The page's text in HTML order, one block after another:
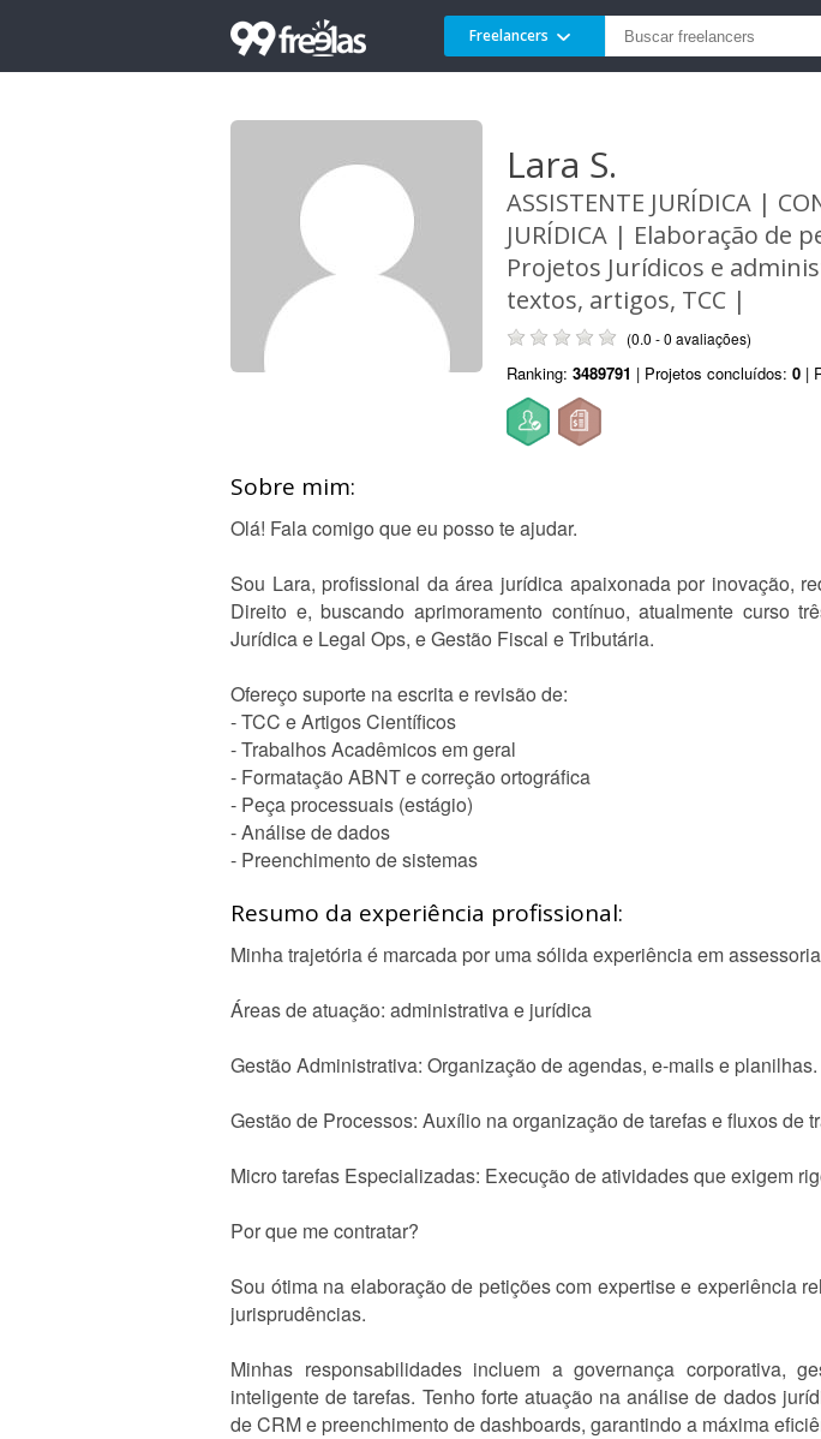
Freelancers
Lara S.
ASSISTENTE JURÍDICA |
JURÍDICA | Elaboração de
Projetos Jurídicos e
textos, artigos, TCC |
(0.0 - 0 avaliações)
Ranking: 3489791 | Projetos concluídos: 0 |
Sobre mim:
Olá! Fala comigo que eu posso te ajudar.
Sou Lara, profissional da área jurídica apaixonada por inovação,
Direito e, buscando aprimoramento contínuo, atualmente curso
Jurídica e Legal Ops, e Gestão Fiscal e Tributária.
Ofereço suporte na escrita e revisão de:
- TCC e Artigos Científicos
- Trabalhos Acadêmicos em geral
- Formatação ABNT e correção ortográfica
- Peça processuais (estágio)
- Análise de dados
- Preenchimento de sistemas
Resumo da experiência profissional:
Minha trajetória é marcada por uma sólida experiência em
Áreas de atuação: administrativa e jurídica
Gestão Administrativa: Organização de agendas, e-mails e planilhas.
Gestão de Processos: Auxílio na organização de tarefas e fluxos de
Micro tarefas Especializadas: Execução de atividades que exigem
Por que me contratar?
Sou ótima na elaboração de petições com expertise e experiência
jurisprudências.
Minhas responsabilidades incluem a governança corporativa,
inteligente de tarefas. Tenho forte atuação na análise de dados
de CRM e preenchimento de dashboards, garantindo a máxima